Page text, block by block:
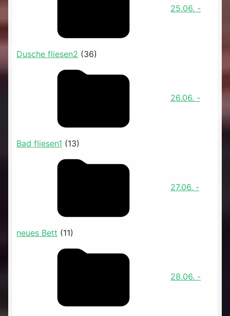
25.06. -
Dusche fliesen2 (36)
26.06. -
Bad fliesen1 (13)
27.06. -
neues Bett (11)
28.06. -